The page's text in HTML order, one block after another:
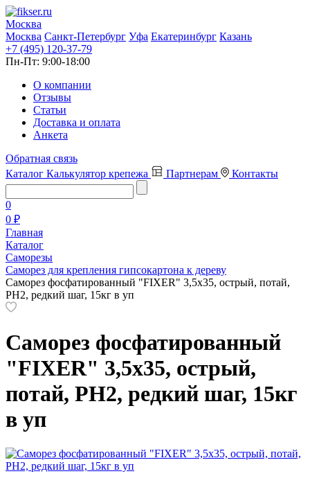
Москва
Москва Санкт-Петербург Уфа Екатеринбург Казань
+7 (495) 120-37-79
Пн-Пт: 9:00-18:00
О компании
Отзывы
Статьи
Доставка и оплата
Анкета
Обратная связь
Каталог Калькулятор крепежа Партнерам Контакты
0
0 ₽
Главная
Каталог
Саморезы
Саморез для крепления гипсокартона к дереву
Саморез фосфатированный "FIXER" 3,5х35, острый, потай,
PH2, редкий шаг, 15кг в уп
Саморез фосфатированный
"FIXER" 3,5х35, острый,
потай, PH2, редкий шаг, 15кг
в уп